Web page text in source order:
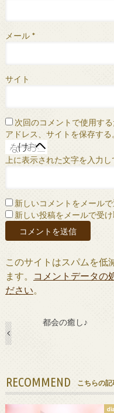
メール *
サイト
次回のコメントで使用す
アドレス、サイトを保存する
上に表示された文字を入力し
新しいコメントをメール
新しい投稿をメールで受け
このサイトはスパムを低
ます。
コメントデータの
ださい。
都会の癒し♪
RECOMMEND こちらの記